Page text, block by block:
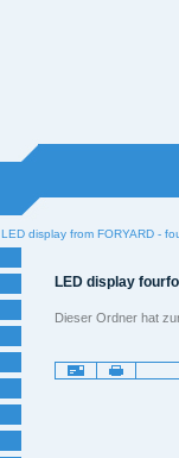
LED display from FORYARD -
LED display
Dieser Ordner hat
Artikelaktionen